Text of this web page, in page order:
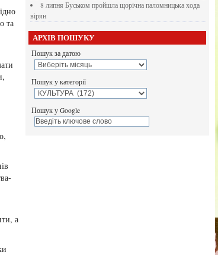
та
а
8 липня Буськом пройшла щорічна паломницька хода
вірян
АРХІВ ПОШУКУ
Пошук за датою
Пошук у категорії
Пошук у Google